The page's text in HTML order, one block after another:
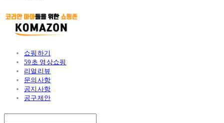
쇼핑하기
59초 영상쇼핑
리얼리뷰
문의사항
공지사항
공구제안